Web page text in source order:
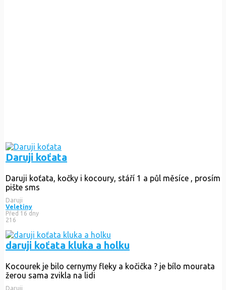
Daruji koťata
Daruji koťata, kočky i kocoury, stáří 1 a půl měsíce , prosím
pište sms
Daruji
Veletiny
Před 16 dny
216
daruji koťata kluka a holku
Kocourek je bilo cernymy fleky a kočička ? je bílo mourata
žerou sama zvikla na lidi
Daruji